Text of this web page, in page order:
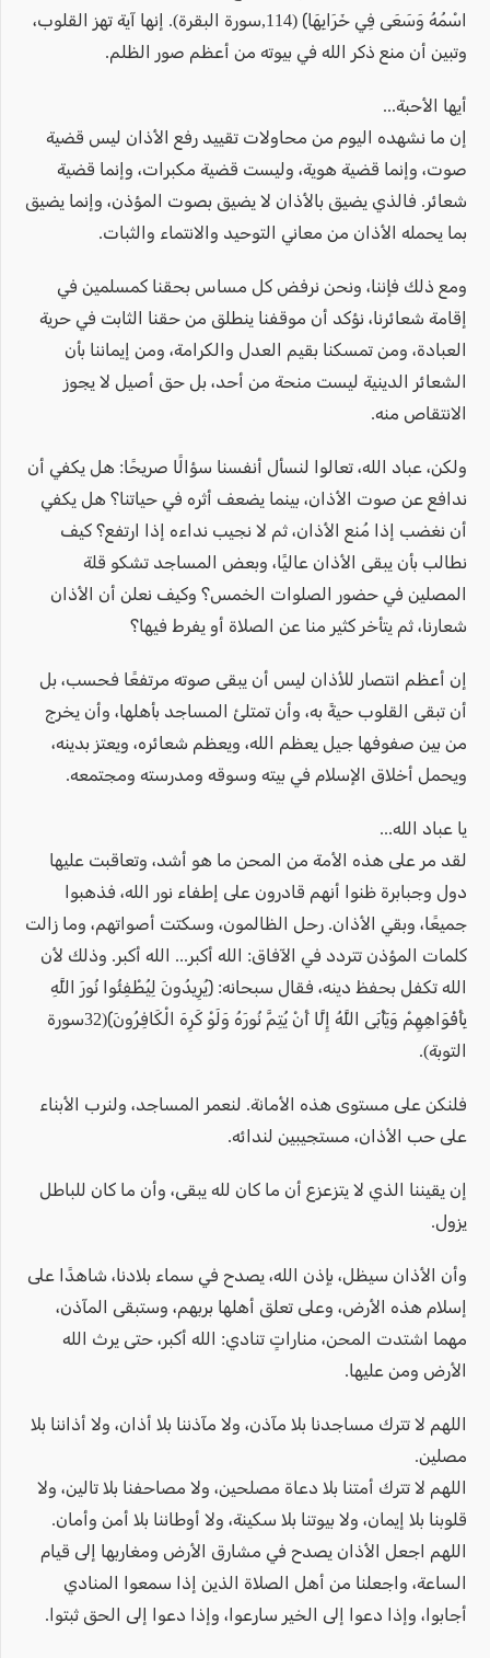
اسْمُهُ وَسَعَى فِي خَرَابِهَا﴾ (114,سورة البقرة). إنها آية تهز القلوب،
وتبين أن منع ذكر الله في بيوته من أعظم صور الظلم.
أيها الأحبة...
إن ما نشهده اليوم من محاولات تقييد رفع الأذان ليس قضية
صوت، وإنما قضية هوية، وليست قضية مكبرات، وإنما قضية
شعائر. فالذي يضيق بالأذان لا يضيق بصوت المؤذن، وإنما يضيق
بما يحمله الأذان من معاني التوحيد والانتماء والثبات.
ومع ذلك فإننا، ونحن نرفض كل مساس بحقنا كمسلمين في
إقامة شعائرنا، نؤكد أن موقفنا ينطلق من حقنا الثابت في حرية
العبادة، ومن تمسكنا بقيم العدل والكرامة، ومن إيماننا بأن
الشعائر الدينية ليست منحة من أحد، بل حق أصيل لا يجوز
الانتقاص منه.
ولكن، عباد الله، تعالوا لنسأل أنفسنا سؤالًا صريحًا: هل يكفي أن
ندافع عن صوت الأذان، بينما يضعف أثره في حياتنا؟ هل يكفي
أن نغضب إذا مُنع الأذان، ثم لا نجيب نداءه إذا ارتفع؟ كيف
نطالب بأن يبقى الأذان عاليًا، وبعض المساجد تشكو قلة
المصلين في حضور الصلوات الخمس؟ وكيف نعلن أن الأذان
شعارنا، ثم يتأخر كثير منا عن الصلاة أو يفرط فيها؟
إن أعظم انتصار للأذان ليس أن يبقى صوته مرتفعًا فحسب، بل
أن تبقى القلوب حيةً به، وأن تمتلئ المساجد بأهلها، وأن يخرج
من بين صفوفها جيل يعظم الله، ويعظم شعائره، ويعتز بدينه،
ويحمل أخلاق الإسلام في بيته وسوقه ومدرسته ومجتمعه.
يا عباد الله...
لقد مر على هذه الأمة من المحن ما هو أشد، وتعاقبت عليها
دول وجبابرة ظنوا أنهم قادرون على إطفاء نور الله، فذهبوا
جميعًا، وبقي الأذان. رحل الظالمون، وسكتت أصواتهم، وما زالت
كلمات المؤذن تتردد في الآفاق: الله أكبر... الله أكبر. وذلك لأن
الله تكفل بحفظ دينه، فقال سبحانه: ﴿يُرِيدُونَ لِيُطْفِئُوا نُورَ اللَّهِ
بِأَفْوَاهِهِمْ وَيَأْبَى اللَّهُ إِلَّا أَنْ يُتِمَّ نُورَهُ وَلَوْ كَرِهَ الْكَافِرُونَ﴾(32سورة
التوبة).
فلنكن على مستوى هذه الأمانة. لنعمر المساجد، ولنرب الأبناء
على حب الأذان، مستجيبين لندائه.
إن يقيننا الذي لا يتزعزع أن ما كان لله يبقى، وأن ما كان للباطل
يزول.
وأن الأذان سيظل، بإذن الله، يصدح في سماء بلادنا، شاهدًا على
إسلام هذه الأرض، وعلى تعلق أهلها بربهم، وستبقى المآذن،
مهما اشتدت المحن، مناراتٍ تنادي: الله أكبر، حتى يرث الله
الأرض ومن عليها.
اللهم لا تترك مساجدنا بلا مآذن، ولا مآذننا بلا أذان، ولا أذاننا بلا
مصلين.
اللهم لا تترك أمتنا بلا دعاة مصلحين، ولا مصاحفنا بلا تالين، ولا
قلوبنا بلا إيمان، ولا بيوتنا بلا سكينة، ولا أوطاننا بلا أمن وأمان.
اللهم اجعل الأذان يصدح في مشارق الأرض ومغاربها إلى قيام
الساعة، واجعلنا من أهل الصلاة الذين إذا سمعوا المنادي
أجابوا، وإذا دعوا إلى الخير سارعوا، وإذا دعوا إلى الحق ثبتوا.